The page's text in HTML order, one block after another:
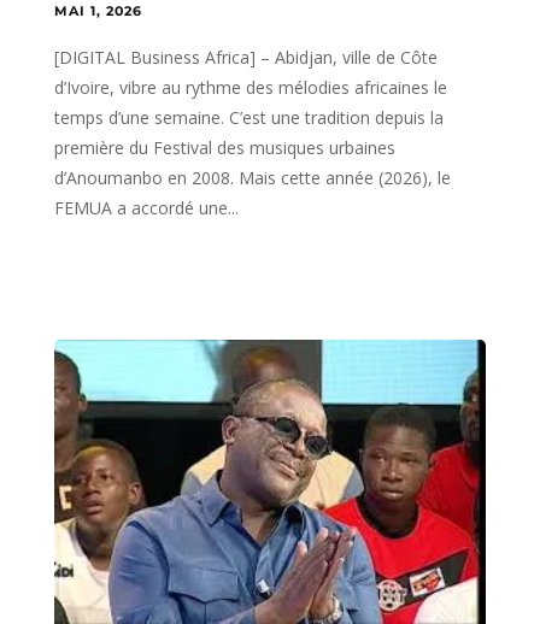
MAI 1, 2026
[DIGITAL Business Africa] – Abidjan, ville de Côte
d’Ivoire, vibre au rythme des mélodies africaines le
temps d’une semaine. C’est une tradition depuis la
première du Festival des musiques urbaines
d’Anoumanbo en 2008. Mais cette année (2026), le
FEMUA a accordé une...